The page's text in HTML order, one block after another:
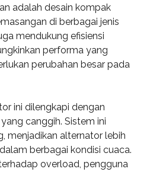
adalah desain kompak
di berbagai jenis
mendukung efisiensi
performa yang
perubahan besar pada
ini dilengkapi dengan
canggih. Sistem ini
menjadikan alternator lebih
berbagai kondisi cuaca.
overload, pengguna